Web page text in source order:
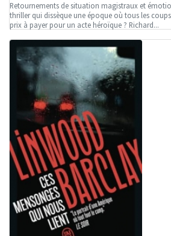
Retournements de situation magistraux et
thriller qui dissèque une époque où tous les
prix à payer pour un acte héroïque ? Richard...